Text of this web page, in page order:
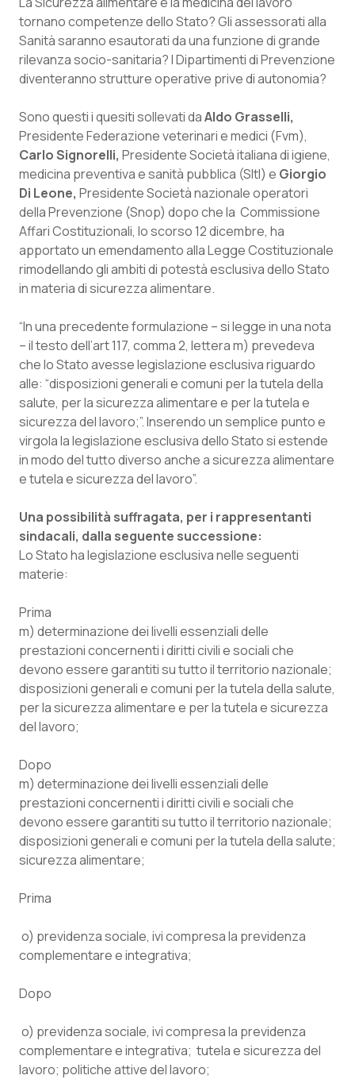
Calabria
Campania
Emilia-Romagna
Friuli Venezia Giulia
Lazio
Liguria
Lombardia
Molise
Piemonte
Provincia Autonoma di Bolzano
Provincia Autonoma di Trento
Puglia
Sardegna
Sicilia
Toscana
Umbria
Valle D’Aosta
Veneto
Asma & BPCO
Car-T
Colesterolo & coronaropatie
Dermatite Atopica
Diabete & glucometri
Disturbi dell’umore
Dolore
Donna & Salute
Epatiti
HIV
Infezioni & Febbre
Ipertensione & Scompenso
Malattie rare
Malattia di Crohn & Rettocolite Ulcerosa
Neuroscienze & patologie neurodegenerative
Obesità
Oftalmologia
Oncodermatologia
Oncoematologia
Oncologia & Nutrizione
Psoriasi & pelle
Quotidiano Cardiologia
Quotidiano Chirurgia
Rene & patologie urogenitali
tornano competenze dello Stato? Gli assessorati alla
Sanità saranno esautorati da una funzione di grande
rilevanza socio-sanitaria? I Dipartimenti di Prevenzione
diventeranno strutture operative prive di autonomia?
Sono questi i quesiti sollevati daAldo Grasselli,
Presidente Federazione veterinari e medici (Fvm),
Carlo Signorelli, Presidente Società italiana di igiene,
medicina preventiva e sanità pubblica (SItI) e Giorgio
Di Leone, Presidente Società nazionale operatori
della Prevenzione (Snop) dopo che la Commissione
Affari Costituzionali, lo scorso 12 dicembre, ha
apportato un emendamento alla Legge Costituzionale
rimodellando gli ambiti di potestà esclusiva dello Stato
in materia di sicurezza alimentare.
“In una precedente formulazione – si legge in una nota
– il testo dell’art 117, comma 2, lettera m) prevedeva
che lo Stato avesse legislazione esclusiva riguardo
alle: “disposizioni generali e comuni per la tutela della
salute, per la sicurezza alimentare e per la tutela e
sicurezza del lavoro;”. Inserendo un semplice punto e
virgola la legislazione esclusiva dello Stato si estende
in modo del tutto diverso anche a sicurezza alimentare
e tutela e sicurezza del lavoro”.
Una possibilità suffragata, per i rappresentanti
sindacali, dalla seguente successione:
Lo Stato ha legislazione esclusiva nelle seguenti
materie:
Prima
m) determinazione dei livelli essenziali delle
prestazioni concernenti i diritti civili e sociali che
devono essere garantiti su tutto il territorio nazionale;
disposizioni generali e comuni per la tutela della salute,
per la sicurezza alimentare e per la tutela e sicurezza
del lavoro;
Dopo
m) determinazione dei livelli essenziali delle
prestazioni concernenti i diritti civili e sociali che
devono essere garantiti su tutto il territorio nazionale;
disposizioni generali e comuni per la tutela della salute;
sicurezza alimentare;
Prima
o) previdenza sociale, ivi compresa la previdenza
complementare e integrativa;
Dopo
o) previdenza sociale, ivi compresa la previdenza
complementare e integrativa; tutela e sicurezza del
lavoro; politiche attive del lavoro;